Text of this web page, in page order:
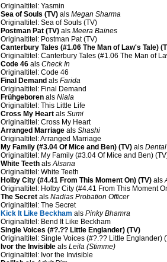
Originaltitel: Yasmin
Sea of Souls (TV) als Megan Sharma
Originaltitel: Sea of Souls (TV)
Postman Pat (TV) als Meera Baines
Originaltitel: Postman Pat (TV)
Canterbury Tales (#1.06 The Man of Law's Tale)
Originaltitel: Canterbury Tales (#1.06 The Man of
Code 46 als Check In
Originaltitel: Code 46
Final Demand als Farida
Originaltitel: Final Demand
Frühgeboren als Niala
Originaltitel: This Little Life
Cross My Heart als Sumi
Originaltitel: Cross My Heart
Arranged Marriage als Shashi
Originaltitel: Arranged Marriage
My Family (#3.04 Of Mice and Ben) (TV) als
Originaltitel: My Family (#3.04 Of Mice and Ben)
White Teeth alsAlsana
Originaltitel: White Teeth
Holby City (#4.41 From This Moment On) (TV) als
Originaltitel: Holby City (#4.41 From This Moment
The Secret als Nadias Probation Officer
Originaltitel: The Secret
Kick It Like Beckham als Pinky Bhamra
Originaltitel: Bend It Like Beckham
Single Voices (#?.?? Little Englander) (TV)
Originaltitel: Single Voices (#?.?? Little Englander)
Ivor the Invisible als Leila (Stimme)
Originaltitel: Ivor the Invisible